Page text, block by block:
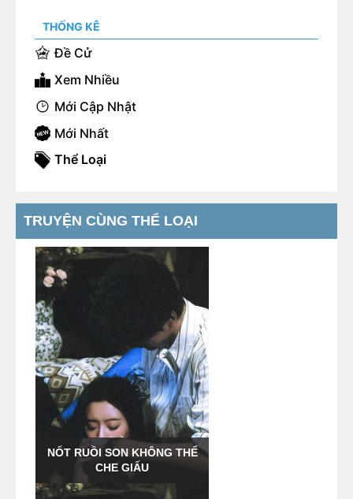
THỐNG KÊ
Đề Cử
Xem Nhiều
Mới Cập Nhật
Mới Nhất
Thể Loại
TRUYỆN CÙNG THỂ LOẠI
NỐT RUỒI SON KHÔNG THỂ
CHE GIẤU